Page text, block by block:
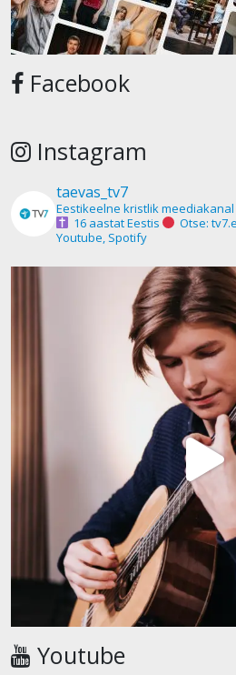
Facebook
Instagram
taevas_tv7
Eestikeelne kristlik meediakanal
16 aastat Eestis
Otse:
Youtube, Spotify
Youtube